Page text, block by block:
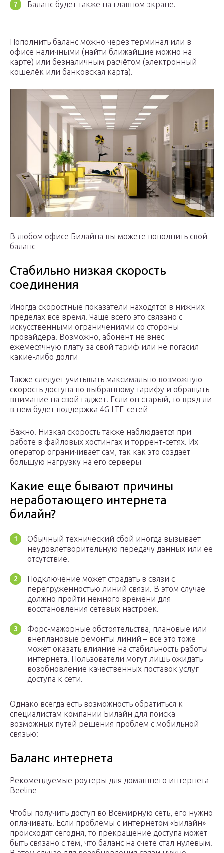
Баланс будет также на главном экране.
Пополнить баланс можно через терминал или в
офисе наличными (найти ближайшие можно на
карте) или безналичным расчётом (электронный
кошелёк или банковская карта).
В любом офисе Билайна вы можете пополнить свой
баланс
Стабильно низкая скорость
соединения
Иногда скоростные показатели находятся в нижних
пределах все время. Чаще всего это связано с
искусственными ограничениями со стороны
провайдера. Возможно, абонент не внес
ежемесячную плату за свой тариф или не погасил
какие-либо долги
Также следует учитывать максимально возможную
скорость доступа по выбранному тарифу и обращать
внимание на свой гаджет. Если он старый, то вряд ли
в нем будет поддержка 4G LTE-сетей
Важно! Низкая скорость также наблюдается при
работе в файловых хостингах и торрент-сетях. Их
оператор ограничивает сам, так как это создает
большую нагрузку на его серверы
Какие еще бывают причины
неработающего интернета
билайн?
Обычный технический сбой иногда вызывает
неудовлетворительную передачу данных или ее
отсутствие.
Подключение может страдать в связи с
перегруженностью линий связи. В этом случае
должно пройти немного времени для
восстановления сетевых настроек.
Форс-мажорные обстоятельства, плановые или
внеплановые ремонты линий – все это тоже
может оказать влияние на стабильность работы
интернета. Пользователи могут лишь ожидать
возобновление качественных поставок услуг
доступа к сети.
Однако всегда есть возможность обратиться к
специалистам компании Билайн для поиска
возможных путей решения проблем с мобильной
связью:
Баланс интернета
Рекомендуемые роутеры для домашнего интернета
Beeline
Чтобы получить доступ во Всемирную сеть, его нужно
оплачивать. Если проблемы с интернетом «Билайн»
происходят сегодня, то прекращение доступа может
быть связано с тем, что баланс на счете стал нулевым.